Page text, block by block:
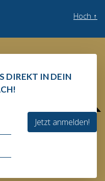
Hoch ↑
DIREKT IN DEIN
Jetzt anmelden!